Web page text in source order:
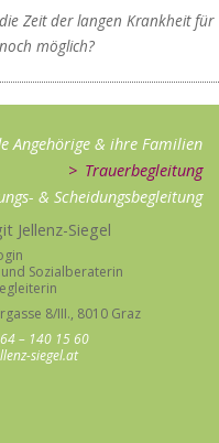
Zeit der langen Krankheit für
möglich?
Angehörige & ihre Familien
Trauerbegleitung
& Scheidungsbegleitung
Jellenz-Siegel
Sozialberaterin
8/III., 8010 Graz
– 140 15 60
siegel.at